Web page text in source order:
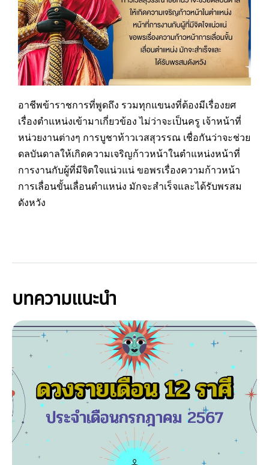
อาชีพข้าราชการที่พูดถึง รวมทุกแขนงที่ต้องมีเรื่องยศ
เรื่องตำแหน่งเข้ามาเกี่ยวข้อง ไม่ว่าจะเป็นครู เจ้าหน้าที่
หน่วยงานต่างๆ การบูชาท้าวเวสสุวรรณ เชื่อกันว่าจะช่วย
ดลบันดาลให้เกิดความเจริญก้าวหน้าในตำแหน่งหน้าที่
การงานกับผู้ที่มีจิตใจแน่วแน่ ขอพรเรื่องความก้าวหน้า
การเลื่อนขั้นเลื่อนตำแหน่ง มักจะสำเร็จและได้รับพรสม
ดังหวัง
บทความแนะนำ